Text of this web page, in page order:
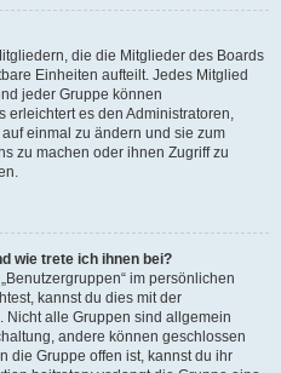
die die Mitglieder des Boards
Einheiten aufteilt. Jedes Mitglied
jeder Gruppe können
erleichtert es den Administratoren,
einmal zu ändern und sie zum
zu machen oder ihnen Zugriff zu
wie trete ich ihnen bei?
im persönlichen
kannst du dies mit der
alle Gruppen sind allgemein
andere können geschlossen
die Gruppe offen ist, kannst du ihr